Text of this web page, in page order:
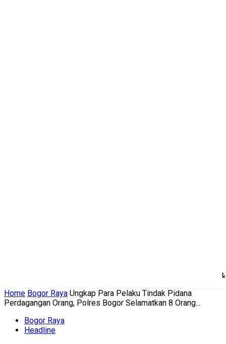
Politik
Home Bogor Raya Ungkap Para Pelaku Tindak Pidana
Perdagangan Orang, Polres Bogor Selamatkan 8 Orang...
Bogor Raya
Headline